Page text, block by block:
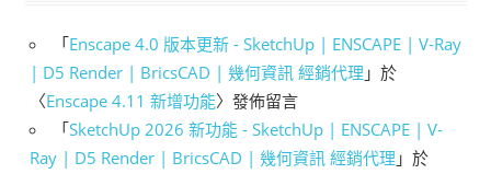
「Enscape 4.0 版本更新 - SketchUp | ENSCAPE | V-Ray
| D5 Render | BricsCAD | 幾何資訊 經銷代理 」於
〈Enscape 4.11 新增功能〉發佈留言
「SketchUp 2026 新功能 - SketchUp | ENSCAPE | V-
Ray | D5 Render | BricsCAD | 幾何資訊 經銷代理 」於